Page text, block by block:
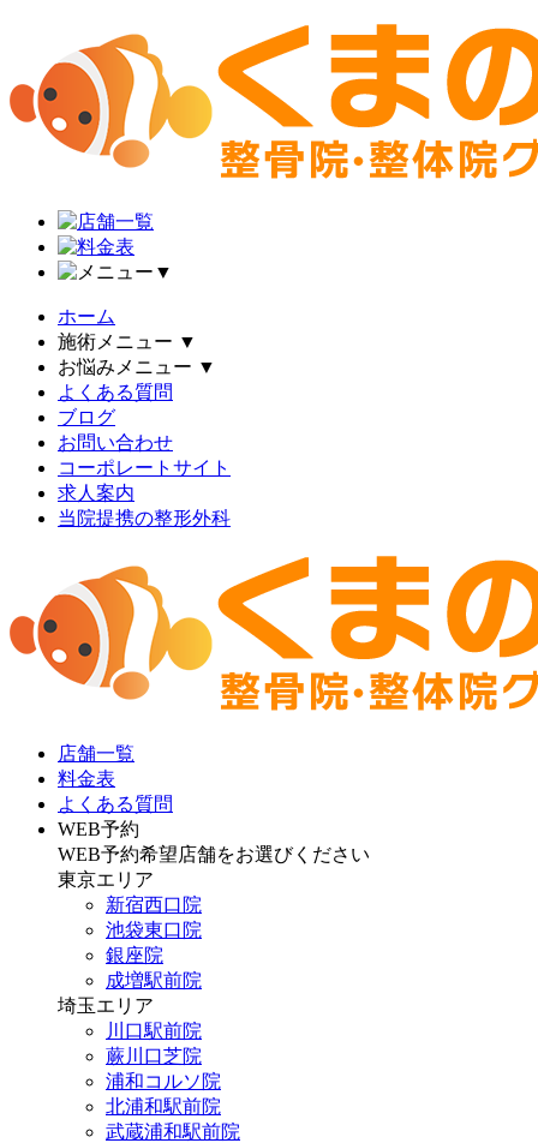
▼
ホーム
施術メニュー ▼
お悩みメニュー ▼
よくある質問
ブログ
お問い合わせ
コーポレートサイト
求人案内
当院提携の整形外科
店舗一覧
料金表
よくある質問
WEB予約
WEB予約希望店舗をお選びください
東京エリア
新宿西口院
池袋東口院
銀座院
成増駅前院
埼玉エリア
川口駅前院
蕨川口芝院
浦和コルソ院
北浦和駅前院
武蔵浦和駅前院